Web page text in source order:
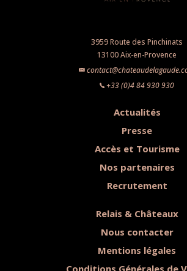
3959 Route des Pinchinats
13100 Aix-en-Provence
+33 (0)4 84 930 930
Actualités
Presse
Accès et Tourisme
Nos partenaires
Recrutement
Relais & Châteaux
Nous contacter
Mentions légales
Conditions Générales de